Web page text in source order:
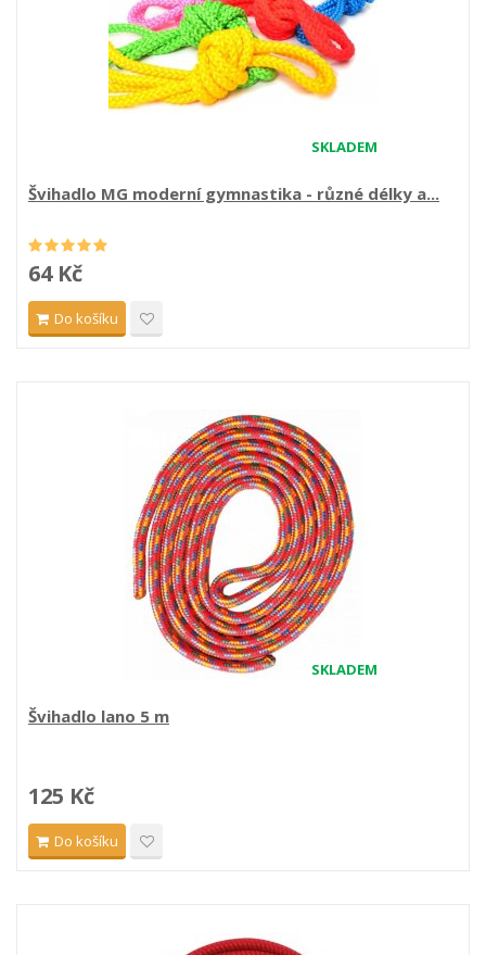
SKLADEM
Švihadlo MG moderní gymnastika - různé délky a...
64 Kč
Do košíku
SKLADEM
Švihadlo lano 5 m
125 Kč
Do košíku